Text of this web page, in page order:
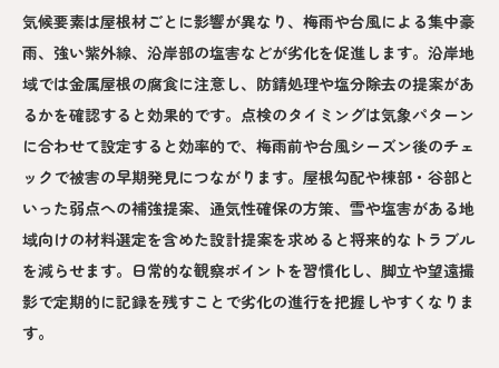
気候要素は屋根材ごとに影響が異なり、梅雨や台風による集中豪
雨、強い紫外線、沿岸部の塩害などが劣化を促進します。沿岸地
域では金属屋根の腐食に注意し、防錆処理や塩分除去の提案があ
るかを確認すると効果的です。点検のタイミングは気象パターン
に合わせて設定すると効率的で、梅雨前や台風シーズン後のチェ
ックで被害の早期発見につながります。屋根勾配や棟部・谷部と
いった弱点への補強提案、通気性確保の方策、雪や塩害がある地
域向けの材料選定を含めた設計提案を求めると将来的なトラブル
を減らせます。日常的な観察ポイントを習慣化し、脚立や望遠撮
影で定期的に記録を残すことで劣化の進行を把握しやすくなりま
す。